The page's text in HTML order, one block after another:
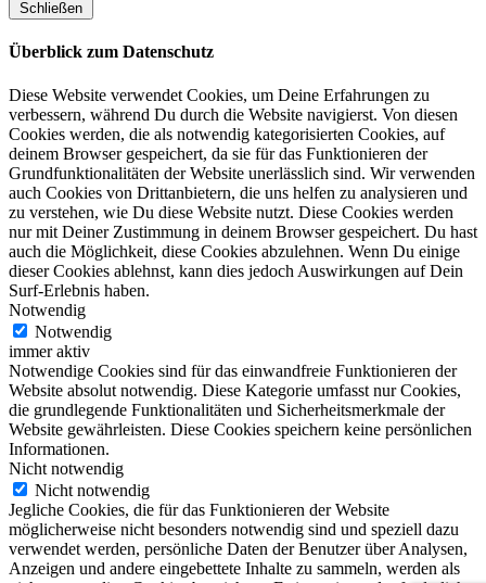
Schließen
Überblick zum Datenschutz
Diese Website verwendet Cookies, um Deine Erfahrungen zu
verbessern, während Du durch die Website navigierst. Von diesen
Cookies werden, die als notwendig kategorisierten Cookies, auf
deinem Browser gespeichert, da sie für das Funktionieren der
Grundfunktionalitäten der Website unerlässlich sind. Wir verwenden
auch Cookies von Drittanbietern, die uns helfen zu analysieren und
zu verstehen, wie Du diese Website nutzt. Diese Cookies werden
nur mit Deiner Zustimmung in deinem Browser gespeichert. Du hast
auch die Möglichkeit, diese Cookies abzulehnen. Wenn Du einige
dieser Cookies ablehnst, kann dies jedoch Auswirkungen auf Dein
Surf-Erlebnis haben.
Notwendig
Notwendig
immer aktiv
Notwendige Cookies sind für das einwandfreie Funktionieren der
Website absolut notwendig. Diese Kategorie umfasst nur Cookies,
die grundlegende Funktionalitäten und Sicherheitsmerkmale der
Website gewährleisten. Diese Cookies speichern keine persönlichen
Informationen.
Nicht notwendig
Nicht notwendig
Jegliche Cookies, die für das Funktionieren der Website
möglicherweise nicht besonders notwendig sind und speziell dazu
verwendet werden, persönliche Daten der Benutzer über Analysen,
Anzeigen und andere eingebettete Inhalte zu sammeln, werden als